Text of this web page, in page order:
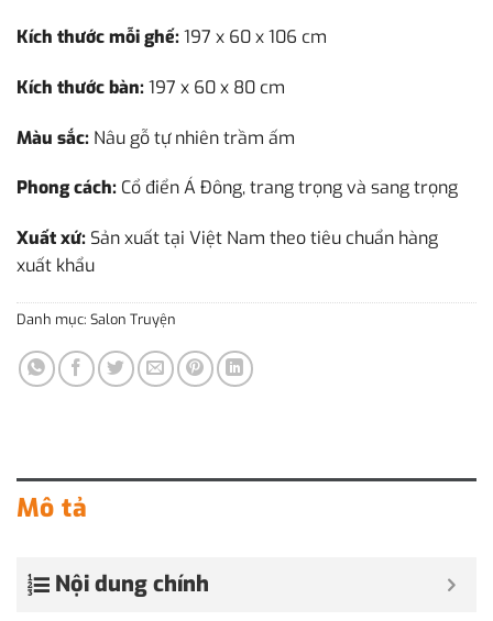
Kích thước mỗi ghế:197 x 60 x 106 cm
Kích thước bàn:197 x 60 x 80 cm
Màu sắc: Nâu gỗ tự nhiên trầm ấm
Phong cách: Cổ điển Á Đông, trang trọng và sang trọng
Xuất xứ: Sản xuất tại Việt Nam theo tiêu chuẩn hàng
xuất khẩu
Danh mục: Salon Truyện
Mô tả
Nội dung chính